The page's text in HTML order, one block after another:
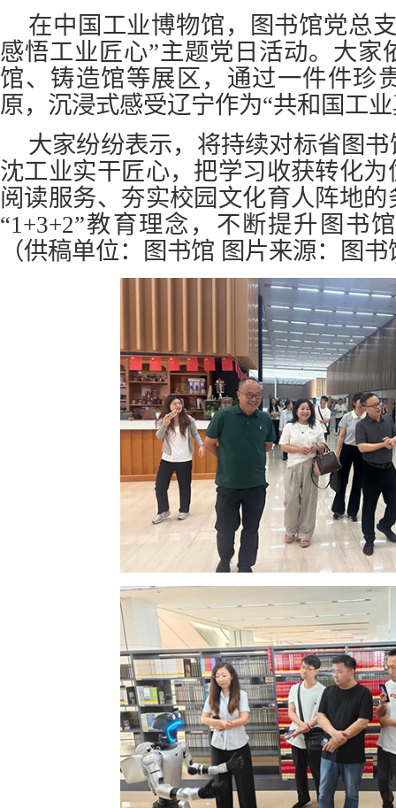
在中国工业博物馆，图书馆党总
感悟工业匠心”主题党日活动。大家
馆、铸造馆等展区，通过一件件珍
原，沉浸式感受辽宁作为“共和国工
大家纷纷表示，将持续对标省图
沈工业实干匠心，把学习收获转化
阅读服务、夯实校园文化育人阵地
“1+3+2”教育理念，不断提升图书
（供稿单位：图书馆 图片来源：图书